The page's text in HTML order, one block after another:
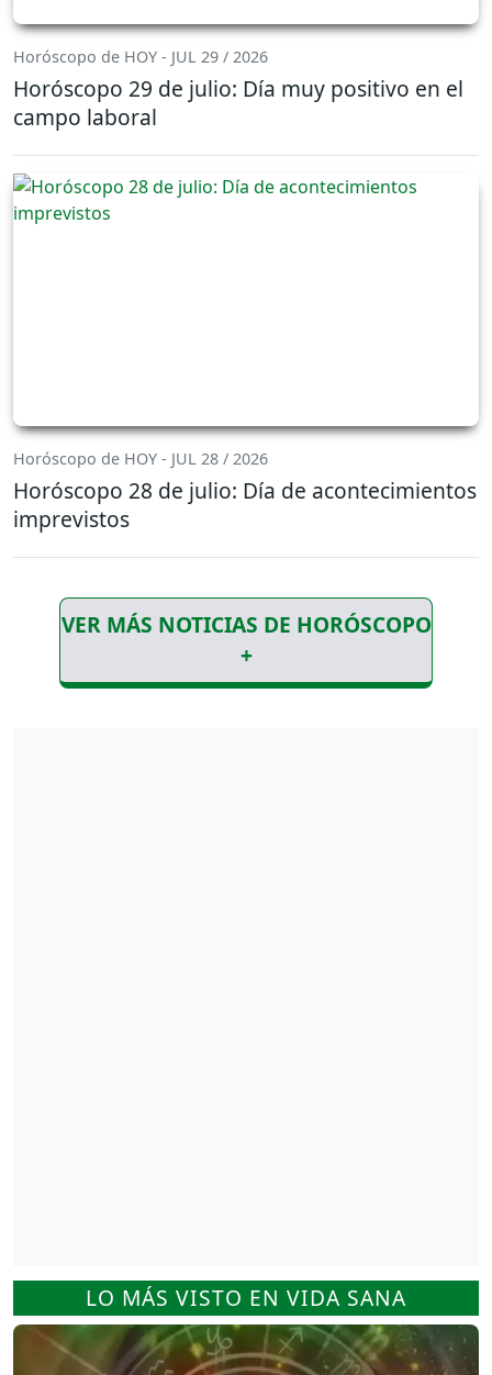
Horóscopo de HOY - JUL 29 / 2026
Horóscopo 29 de julio: Día muy positivo en el
campo laboral
Horóscopo de HOY - JUL 28 / 2026
Horóscopo 28 de julio: Día de acontecimientos
imprevistos
VER MÁS NOTICIAS DE HORÓSCOPO
+
LO MÁS VISTO EN VIDA SANA